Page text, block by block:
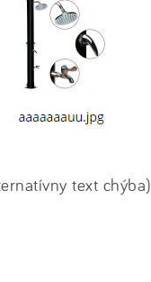
text chýba)